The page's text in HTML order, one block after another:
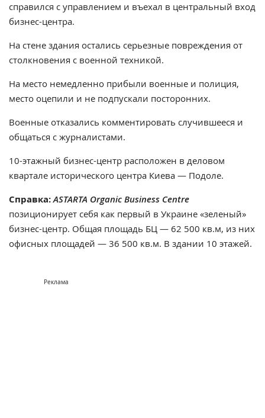
справился с управлением и въехал в центральный вход
бизнес-центра.
На стене здания остались серьезные повреждения от
столкновения с военной техникой.
На место немедленно прибыли военные и полиция,
место оцепили и не подпускали посторонних.
Военные отказались комментировать случившееся и
общаться с журналистами.
10-этажный бизнес-центр расположен в деловом
квартале исторического центра Киева — Подоле.
Справка:ASTARTA Organic Business Centre
позиционирует себя как первый в Украине «зеленый»
бизнес-центр. Общая площадь БЦ — 62 500 кв.м, из них
офисных площадей — 36 500 кв.м. В здании 10 этажей.
Реклама